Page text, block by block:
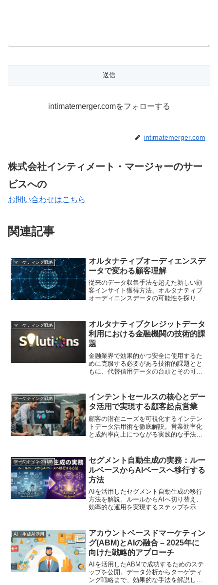
intimatemerger.comをフォローする
intimatemerger.com
株式会社インティメート・マージャーのサー
ビスへの
お問い合わせはこちら
関連記事
マーケティング戦略
オルタナティブオーディエンスデ
ータで変わる顧客理解
従来のデータ収集手法を超えた新しい顧
客インサイト獲得方法、オルタナティブ
オーディエンスデータの可能性を探りま
マーケティング戦略
オルタナティブクレジットデータ
利用における金融機関の技術的課
題
金融業界で効果的かつ安全に使用するた
めに克服する必要がある技術的課題とと
もに、代替信用データの台頭とその可能
マーケティング戦略
インテントセールスの核心とデー
タ活用で実現する顧客起点営業
顧客の潜在ニーズを可視化するインテン
トデータ活用術を徹底解説。営業効率化
と成約率向上につながる実践的な手法
マーケティング戦略
セグメント自動生成の実務：ルー
ルベースからAIベースへ移行する
方法
AIを活用したセグメント自動生成の移行
方法を解説。ルールからAIへ切り替え、
効率的な運用を実現するステップを示し
AI・生成AI活用
アカウントベースドマーケティン
グ(ABM)とAIの融合 – 2025年に
向けた戦略的アプローチ
AIを活用したABMで成功するためのステ
ップを公開。データ分析からターゲティ
ング戦略まで、効果的な手法を解説しま